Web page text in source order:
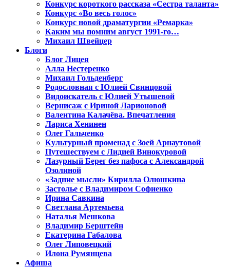
Конкурс короткого рассказа «Сестра таланта»
Конкурс «Во весь голос»
Конкурс новой драматургии «Ремарка»
Каким мы помним август 1991-го…
Михаил Швейцер
Блоги
Блог Лицея
Алла Нестеренко
Михаил Гольденберг
Родословная с Юлией Свинцовой
Видоискатель с Юлией Утышевой
Вернисаж с Ириной Ларионовой
Валентина Калачёва. Впечатления
Лариса Хенинен
Олег Гальченко
Культурный променад с Зоей Арнаутовой
Путешествуем с Лидией Винокуровой
Лазурный Берег без пафоса с Александрой
Озолиной
«Задние мысли» Кирилла Олюшкина
Застолье с Владимиром Софиенко
Ирина Савкина
Светлана Артемьева
Наталья Мешкова
Владимир Берштейн
Екатерина Габалова
Олег Липовецкий
Илона Румянцева
Афиша